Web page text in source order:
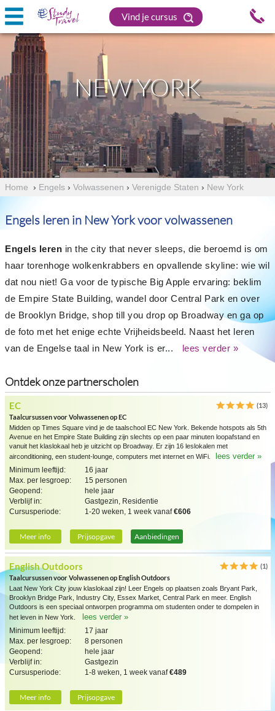
Vind je cursus
NEW YORK
Home › Engels › Volwassenen › Verenigde Staten › New York
Engels leren in New York voor volwassenen
Engels leren in the city that never sleeps, die beroemd is om
haar torenhoge wolkenkrabbers en opvallende skyline: wie wil
dat nou niet! Ga voor de typische Big Apple ervaring: beklim
de Empire State Building, wandel door Central Park en over
de Brooklyn Bridge, shop till you drop op Broadway en ga op
de foto met het enige echte Vrijheidsbeeld. Naast het leren
van de Engelse taal in New York is er...
lees verder »
Ontdek onze partnerscholen
EC
(13)
Taalcursussen voor Volwassenen op EC
Midden op Times Square vind je de taalschool EC New York. Bekende hotspots als 5th
Avenue en het Empire State Building zijn slechts op een paar minuten loopafstand en
vanuit het klaslokaal heb je uitzicht op Broadway. Er zijn 16 leslokalen met
airconditioning, een student-lounge, computers met internet en WiFi.
lees verder »
Minimum leeftijd:
16 jaar
Max. per lesgroep:
15 personen
Geopend:
hele jaar
Verblijf in:
Gastgezin, Residentie
Cursusperiode:
1-20 weken, 1 week vanaf€606
Meer info Prijsopgave Aanbiedingen
English Outdoors
(1)
Taalcursussen voor Volwassenen op English Outdoors
Laat New York City jouw klaslokaal zijn! Leer Engels op plaatsen zoals Bryant Park,
Brooklyn Bridge Park, Industry City, Essex Market, Central Park en meer. English
Outdoors is een speciaal ontworpen programma om studenten onder te dompelen in
het leven in New York.
lees verder »
Minimum leeftijd:
17 jaar
Max. per lesgroep:
8 personen
Geopend:
hele jaar
Verblijf in:
Gastgezin
Cursusperiode:
1-8 weken, 1 week vanaf€489
Meer info Prijsopgave